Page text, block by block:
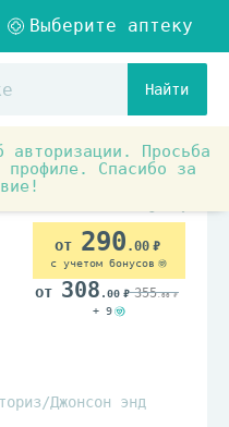
Найти
авторизации. Просьба
профиле. Спасибо за
Джонсон энд
290 .00
с учетом бонусов
308 .00 355.00
+ 9